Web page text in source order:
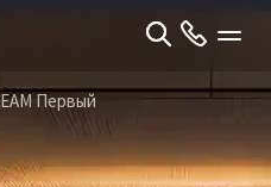
Первый